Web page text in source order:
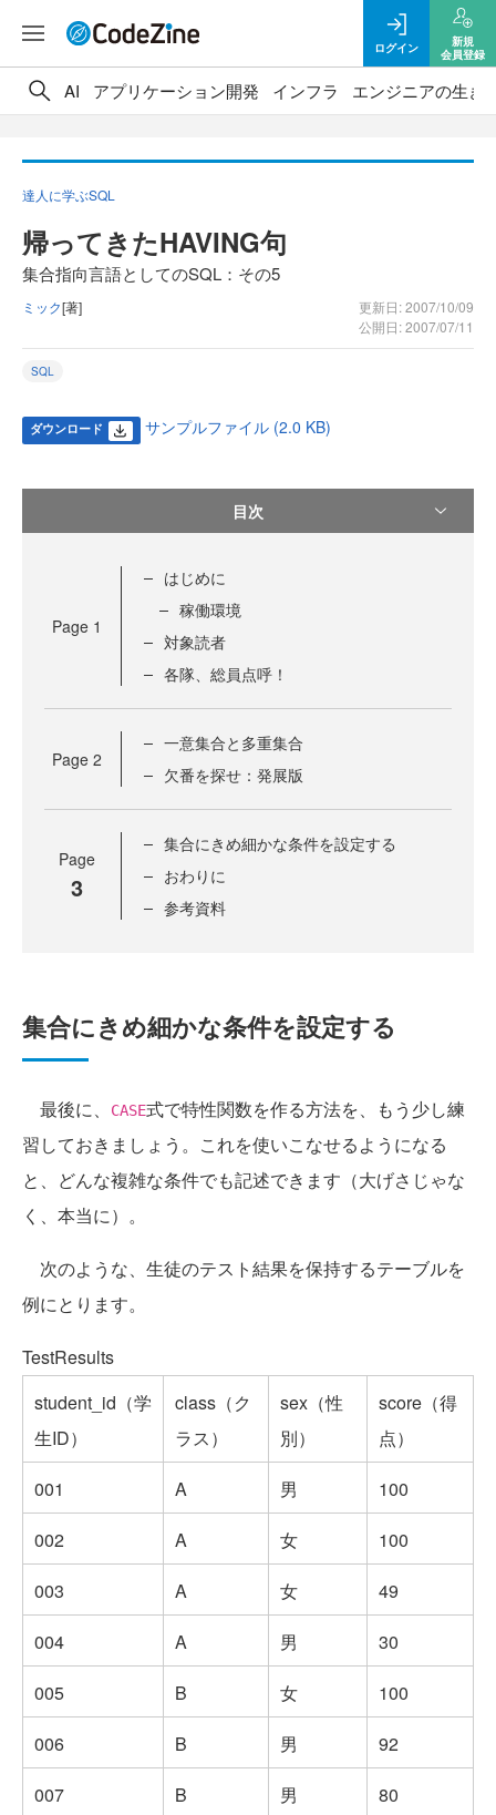
ログイン
新規
会員登録
AI アプリケーション開発 インフラ エンジニアの生き
達人に学ぶSQL
帰ってきたHAVING句
集合指向言語としてのSQL：その5
ミック[著]
更新日: 2007/10/09
公開日: 2007/07/11
SQL
ダウンロード サンプルファイル (2.0 KB)
目次
Page 1
はじめに
稼働環境
対象読者
各隊、総員点呼！
Page 2
一意集合と多重集合
欠番を探せ：発展版
Page
3
集合にきめ細かな条件を設定する
おわりに
参考資料
集合にきめ細かな条件を設定する
最後に、 CASE式で特性関数を作る方法を、もう少し練
習しておきましょう。これを使いこなせるようになる
と、どんな複雑な条件でも記述できます（大げさじゃな
く、本当に）。
次のような、生徒のテスト結果を保持するテーブルを
例にとります。
TestResults
student_id（学
生ID）
class（ク
ラス）
sex（性
別）
score（得
点）
001
A 男
100
002
A 女
100
003
A 女
49
004
A 男
30
005
B 女
100
006
B 男
92
007
B 男
80